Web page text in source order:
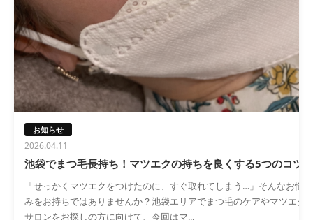
お知らせ
2026.04.11
池袋でまつ毛長持ち！マツエクの持ちを良くする5つのコツ
「せっかくマツエクをつけたのに、すぐ取れてしまう…」そんなお悩
みをお持ちではありませんか？池袋エリアでまつ毛のケアやマツエク
サロンをお探しの方に向けて、今回はマ...